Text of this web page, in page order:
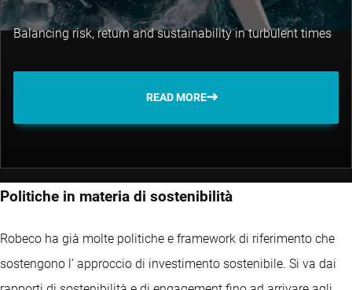
Balancing risk, return and sustainability in turbulent times
READ MORE
Politiche in materia di sostenibilità
Robeco ha già molte politiche e framework di riferimento che
sostengono l’ approccio di investimento sostenibile. Si va dai